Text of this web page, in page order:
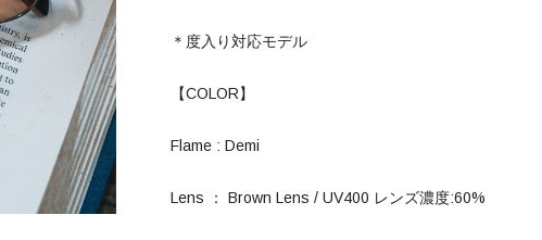
＊度入り対応モデル
【COLOR】
Flame : Demi
Lens ： Brown Lens / UV400 レンズ濃度:60%